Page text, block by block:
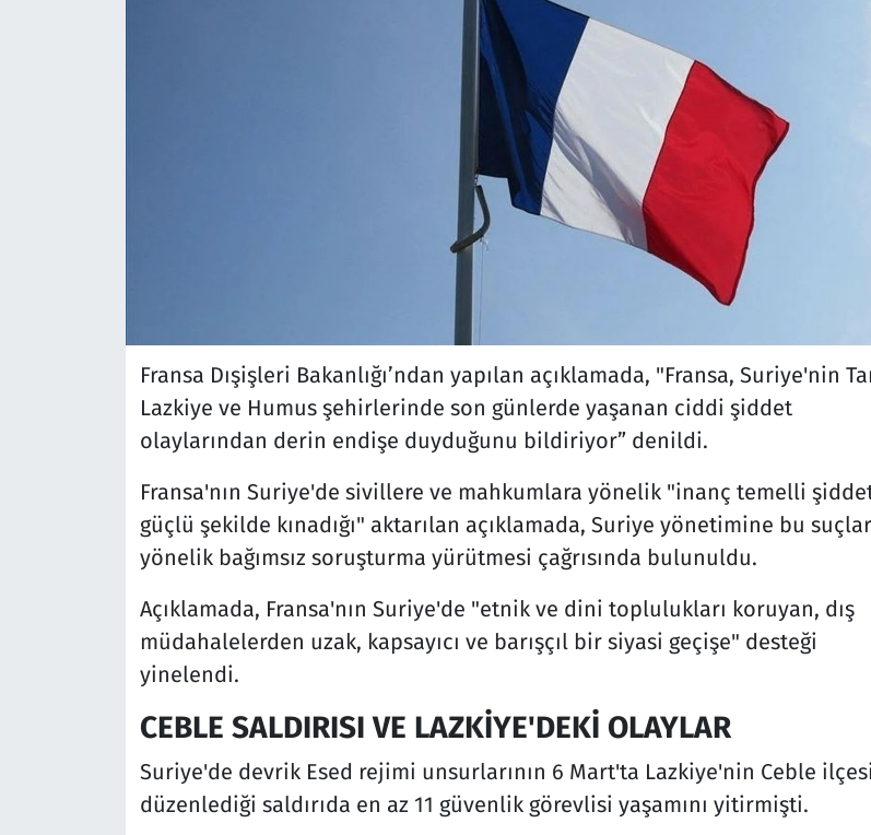
Fransa Dışişleri Bakanlığı’ndan yapılan açıklamada, "Fransa, Suriye'nin
Lazkiye ve Humus şehirlerinde son günlerde yaşanan ciddi şiddet
olaylarından derin endişe duyduğunu bildiriyor” denildi.
Fransa'nın Suriye'de sivillere ve mahkumlara yönelik "inanç temelli
güçlü şekilde kınadığı" aktarılan açıklamada, Suriye yönetimine bu
yönelik bağımsız soruşturma yürütmesi çağrısında bulunuldu.
Açıklamada, Fransa'nın Suriye'de "etnik ve dini toplulukları koruyan, dış
müdahalelerden uzak, kapsayıcı ve barışçıl bir siyasi geçişe" desteği
yinelendi.
CEBLE SALDIRISI VE LAZKİYE'DEKİ OLAYLAR
Suriye'de devrik Esed rejimi unsurlarının 6 Mart'ta Lazkiye'nin Ceble
düzenlediği saldırıda en az 11 güvenlik görevlisi yaşamını yitirmişti.